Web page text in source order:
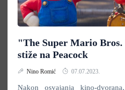
"The Super Mario
stiže na Peacock
Nino Romić 07.07.2023.
Nakon osvajanja kino-